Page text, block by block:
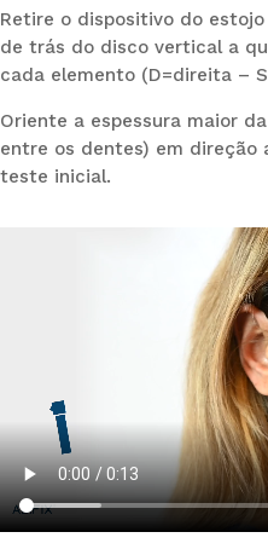
Retire o dispositivo do
de trás do disco vertical a
cada elemento (D=direita –
Oriente a espessura maior
entre os dentes) em direção
teste inicial.